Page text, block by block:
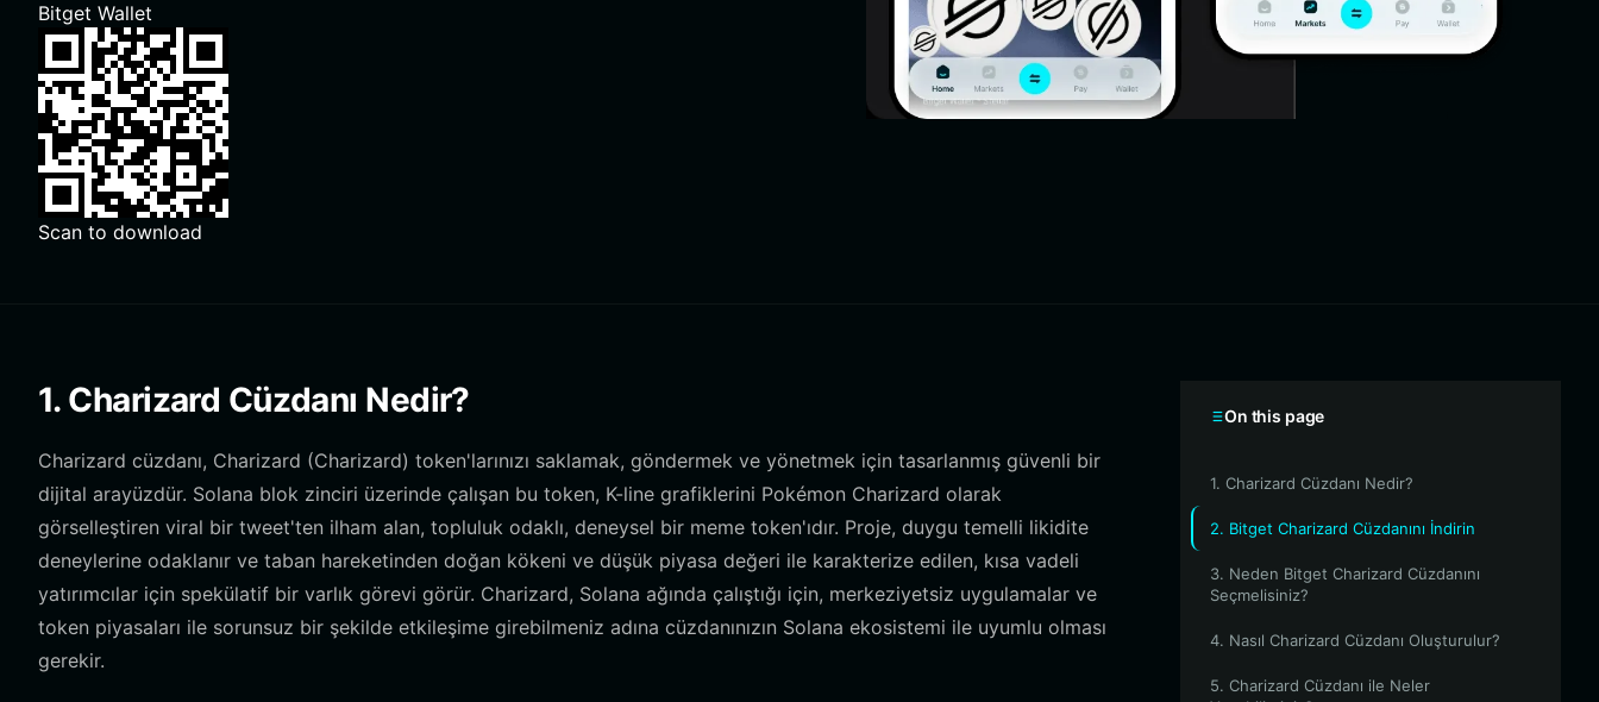
Bitget Wallet
Scan to download
1. Charizard Cüzdanı Nedir?
Charizard cüzdanı, Charizard (Charizard) token'larınızı saklamak, göndermek ve yönetmek için tasarlanmış güvenli bir
dijital arayüzdür. Solana blok zinciri üzerinde çalışan bu token, K-line grafiklerini Pokémon Charizard olarak
görselleştiren viral bir tweet'ten ilham alan, topluluk odaklı, deneysel bir meme token'ıdır. Proje, duygu temelli likidite
deneylerine odaklanır ve taban hareketinden doğan kökeni ve düşük piyasa değeri ile karakterize edilen, kısa vadeli
yatırımcılar için spekülatif bir varlık görevi görür. Charizard, Solana ağında çalıştığı için, merkeziyetsiz uygulamalar ve
token piyasaları ile sorunsuz bir şekilde etkileşime girebilmeniz adına cüzdanınızın Solana ekosistemi ile uyumlu olması
gerekir.
On this page
1. Charizard Cüzdanı Nedir?
2. Bitget Charizard Cüzdanını İndirin
3. Neden Bitget Charizard Cüzdanını
Seçmelisiniz?
4. Nasıl Charizard Cüzdanı Oluşturulur?
5. Charizard Cüzdanı ile Neler